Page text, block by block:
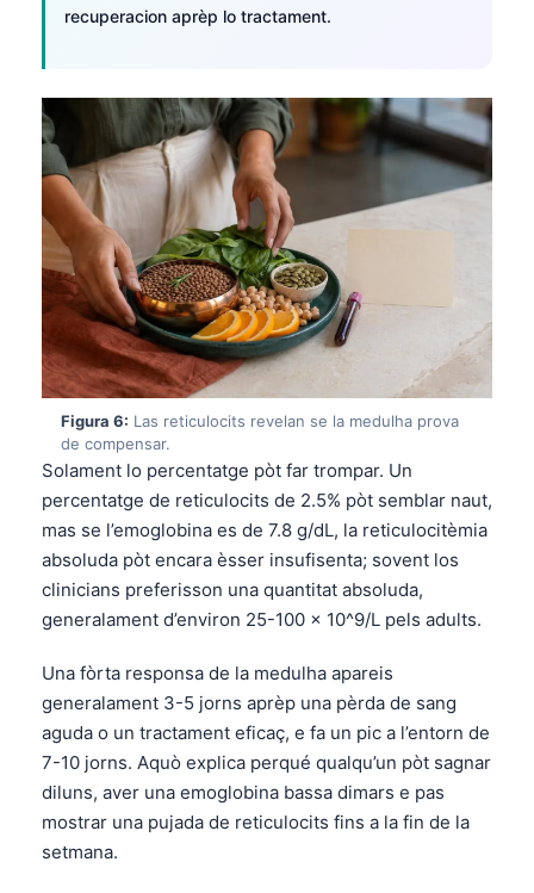
recuperacion aprèp lo tractament.
Figura 6: Las reticulocits revelan se la medulha prova
de compensar.
Solament lo percentatge pòt far trompar. Un
percentatge de reticulocits de 2.5% pòt semblar naut,
mas se l’emoglobina es de 7.8 g/dL, la reticulocitèmia
absoluda pòt encara èsser insufisenta; sovent los
clinicians preferisson una quantitat absoluda,
generalament d’environ 25-100 × 10^9/L pels adults.
Una fòrta responsa de la medulha apareis
generalament 3-5 jorns aprèp una pèrda de sang
aguda o un tractament eficaç, e fa un pic a l’entorn de
7-10 jorns. Aquò explica perqué qualqu’un pòt sagnar
diluns, aver una emoglobina bassa dimars e pas
mostrar una pujada de reticulocits fins a la fin de la
setmana.
ಕನ್ನಡ
Bahasa Melayu
Tiếng Việt
Tagalog
ဗမာစာ
ភាសាខ្មែរ
Kiswahili
አማርኛ
Українська
O‘zbekcha
Català
Қазақ тілі
Suomi
Hrvatski
Slovenčina
پښتو
سنڌي
অসমীয়া